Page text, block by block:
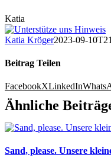
Katia
Katia Kröger2023-09-
Beitrag Teilen
FacebookXLinkedIn
Ähnliche
Sand, please. Unsere